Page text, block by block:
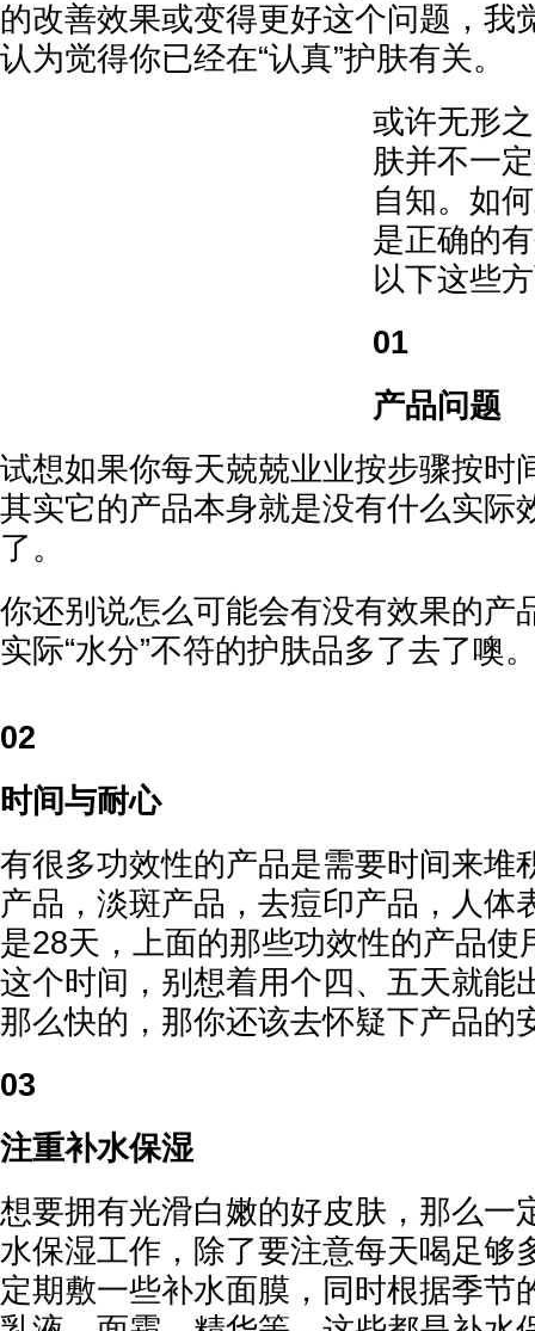
的改善效果或变得更好这个问题，我
认为觉得你已经在“认真”护肤有关。
或许无形
肤并不一
自知。如
是正确的
以下这些
01
产品问题
试想如果你每天兢兢业业按步骤按时
其实它的产品本身就是没有什么实际
了。
你还别说怎么可能会有没有效果的产
实际“水分”不符的护肤品多了去了噢
02
时间与耐心
有很多功效性的产品是需要时间来堆
产品，淡斑产品，去痘印产品，人体
是28天，上面的那些功效性的产品使
这个时间，别想着用个四、五天就能
那么快的，那你还该去怀疑下产品的
03
注重补水保湿
想要拥有光滑白嫩的好皮肤，那么一
水保湿工作，除了要注意每天喝足够
定期敷一些补水面膜，同时根据季节